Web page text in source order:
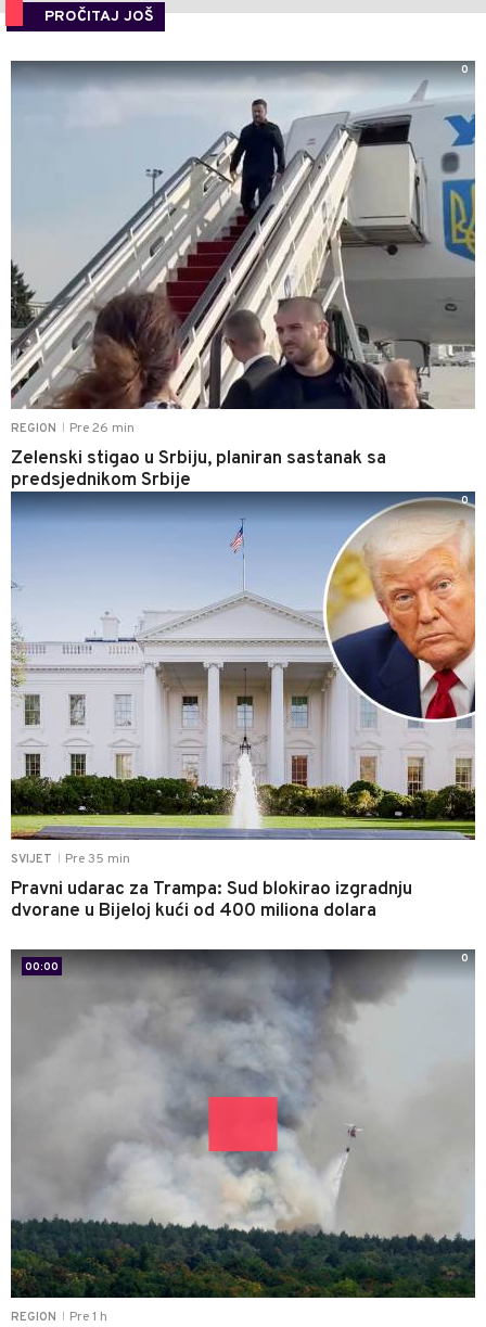
PROČITAJ JOŠ
REGION Pre 26 min
Zelenski stigao u Srbiju, planiran sastanak sa
predsjednikom Srbije
0
SVIJET Pre 35 min
Pravni udarac za Trampa: Sud blokirao izgradnju
dvorane u Bijeloj kući od 400 miliona dolara
0
REGION Pre 1 h
00:00
0